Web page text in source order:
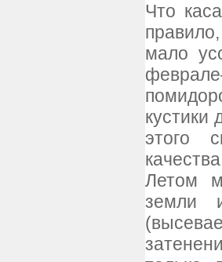
Что
мало
кустики
этого
Летом
земли